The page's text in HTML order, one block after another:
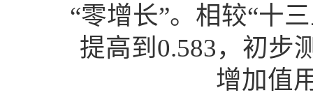
“零增长”。相较“十
提高到0.583，初步
增加值